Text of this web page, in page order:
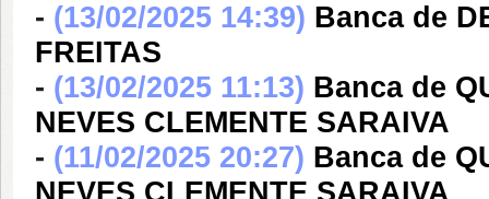
- (13/02/2025 14:39) Banca de
FREITAS
- (13/02/2025 11:13) Banca de
NEVES CLEMENTE SARAIVA
- (11/02/2025 20:27) Banca de
NEVES CLEMENTE SARAIVA